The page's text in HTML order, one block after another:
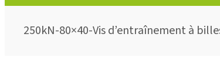
250kN-80×40-Vis d’entraînement à